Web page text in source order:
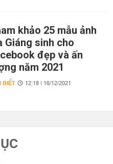
khảo 25 mẫu ảnh
Giáng sinh cho
đẹp và ấn
năm 2021
BIẾT 12:18 | 16/12/2021